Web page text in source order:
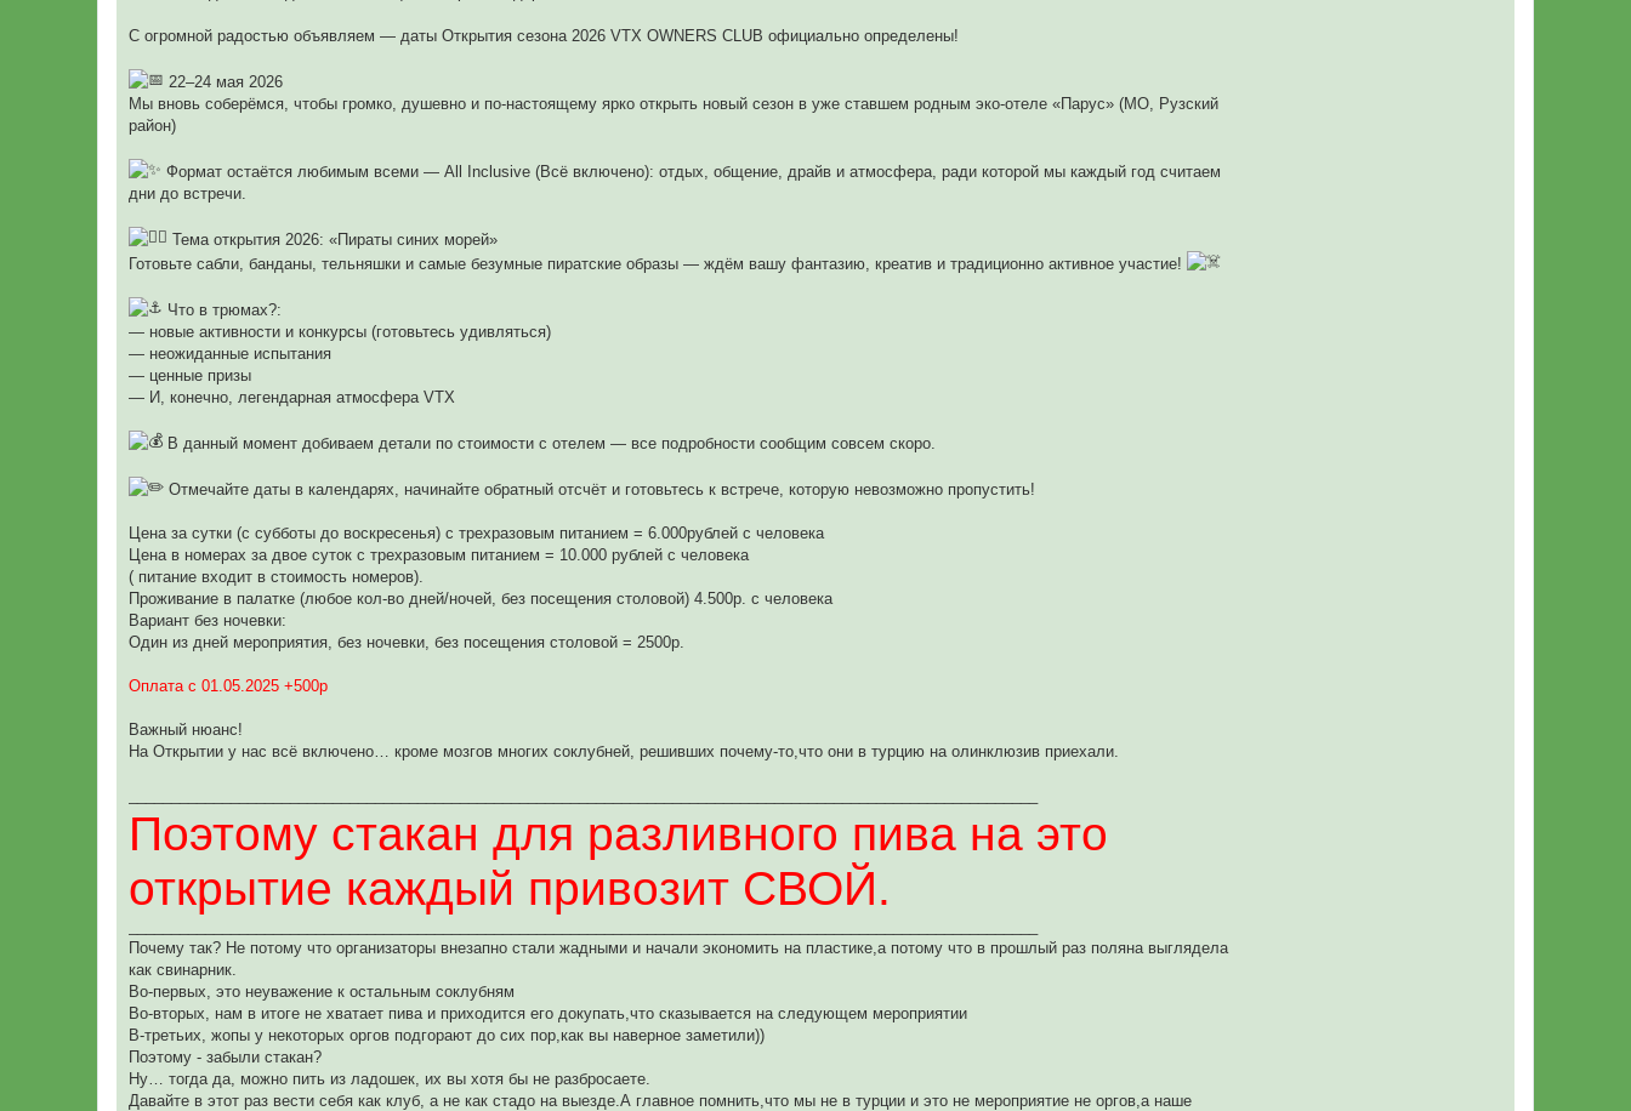
С огромной радостью объявляем — даты Открытия сезона 2026 VTX OWNERS CLUB официально определены!
22–24 мая 2026
Мы вновь соберёмся, чтобы громко, душевно и по-настоящему ярко открыть новый сезон в уже ставшем родным эко-отеле «Парус» (МО, Рузский
район)
Формат остаётся любимым всеми — All Inclusive (Всё включено): отдых, общение, драйв и атмосфера, ради которой мы каждый год считаем
дни до встречи.
Тема открытия 2026: «Пираты синих морей»
Готовьте сабли, банданы, тельняшки и самые безумные пиратские образы — ждём вашу фантазию, креатив и традиционно активное участие!
Что в трюмах?:
— новые активности и конкурсы (готовьтесь удивляться)
— неожиданные испытания
— ценные призы
— И, конечно, легендарная атмосфера VTX
В данный момент добиваем детали по стоимости с отелем — все подробности сообщим совсем скоро.
Отмечайте даты в календарях, начинайте обратный отсчёт и готовьтесь к встрече, которую невозможно пропустить!
Цена за сутки (с субботы до воскресенья) с трехразовым питанием = 6.000рублей с человека
Цена в номерах за двое суток с трехразовым питанием = 10.000 рублей с человека
( питание входит в стоимость номеров).
Проживание в палатке (любое кол-во дней/ночей, без посещения столовой) 4.500р. с человека
Вариант без ночевки:
Один из дней мероприятия, без ночевки, без посещения столовой = 2500р.
Оплата с 01.05.2025 +500р
Важный нюанс!
На Открытии у нас всё включено… кроме мозгов многих соклубней, решивших почему-то,что они в турцию на олинклюзив приехали.
Поэтому стакан для разливного пива на это
открытие каждый привозит СВОЙ.
Почему так? Не потому что организаторы внезапно стали жадными и начали экономить на пластике,а потому что в прошлый раз поляна выглядела
как свинарник.
Во-первых, это неуважение к остальным соклубням
Во-вторых, нам в итоге не хватает пива и приходится его докупать,что сказывается на следующем мероприятии
В-третьих, жопы у некоторых оргов подгорают до сих пор,как вы наверное заметили))
Поэтому - забыли стакан?
Ну… тогда да, можно пить из ладошек, их вы хотя бы не разбросаете.
Давайте в этот раз вести себя как клуб, а не как стадо на выезде.А главное помнить,что мы не в турции и это не мероприятие не оргов,а наше